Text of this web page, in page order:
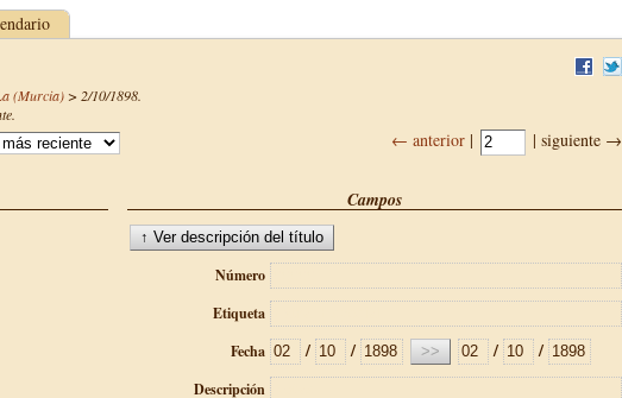
(Murcia)> 2/10/1898.
← anterior | | siguiente →
Campos
Número
Etiqueta
Fecha
/ / / /
Descripción